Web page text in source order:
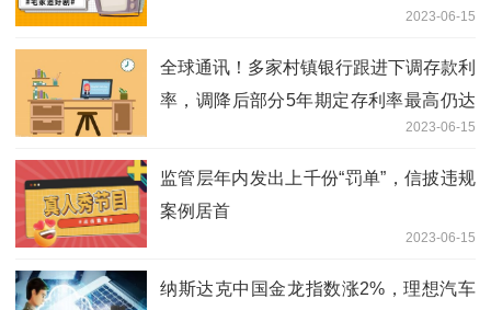
2023-06-15
全球通讯！多家村镇银行跟进下调存款利
率，调降后部分5年期定存利率最高仍达
2023-06-15
监管层年内发出上千份“罚单”，信披违规
案例居首
2023-06-15
纳斯达克中国金龙指数涨2%，理想汽车